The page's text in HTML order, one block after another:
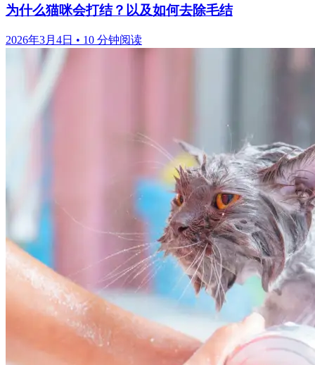
为什么猫咪会打结？以及如何去除毛结
2026年3月4日 • 10 分钟阅读